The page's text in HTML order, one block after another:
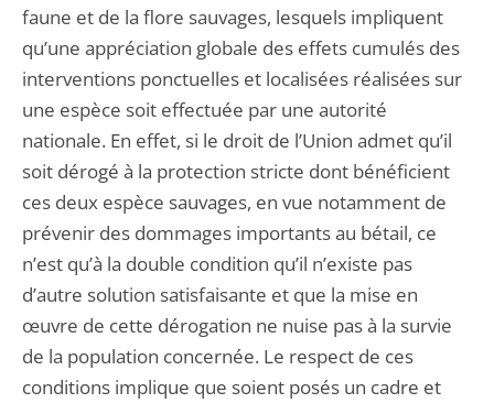
faune et de la flore sauvages, lesquels impliquent
qu’une appréciation globale des effets cumulés des
interventions ponctuelles et localisées réalisées sur
une espèce soit effectuée par une autorité
nationale. En effet, si le droit de l’Union admet qu’il
soit dérogé à la protection stricte dont bénéficient
ces deux espèce sauvages, en vue notamment de
prévenir des dommages importants au bétail, ce
n’est qu’à la double condition qu’il n’existe pas
d’autre solution satisfaisante et que la mise en
œuvre de cette dérogation ne nuise pas à la survie
de la population concernée. Le respect de ces
conditions implique que soient posés un cadre et